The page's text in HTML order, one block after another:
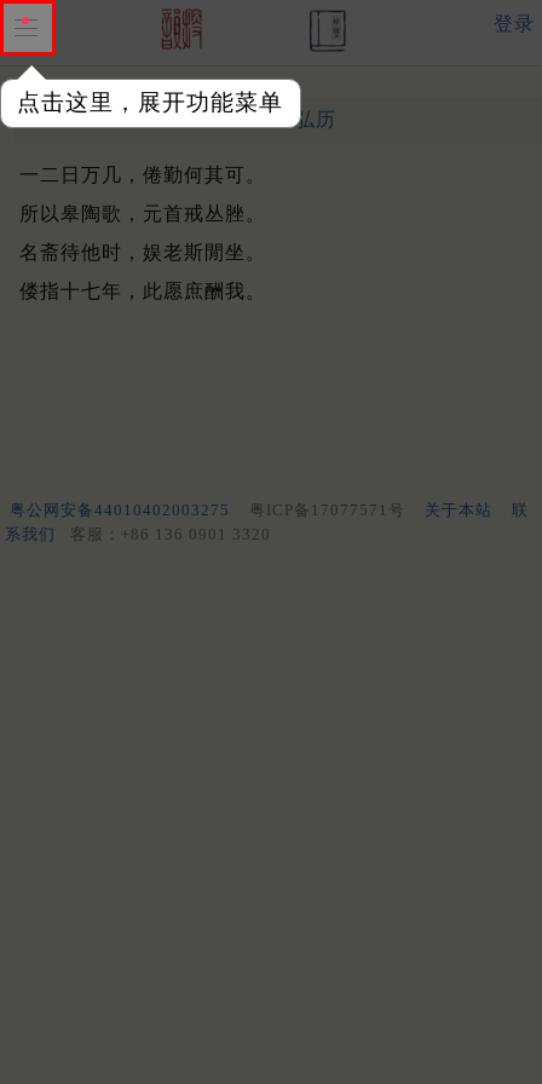
点击这里，展开功能菜单
登录
倦勤斋 清 · 弘历
一二日万几，倦勤何其可。
所以皋陶歌，元首戒丛脞。
名斋待他时，娱老斯閒坐。
偻指十七年，此愿庶酬我。
粤公网安备44010402003275 粤ICP备17077571号 关于本站
联
系我们
客服：+86 136 0901 3320